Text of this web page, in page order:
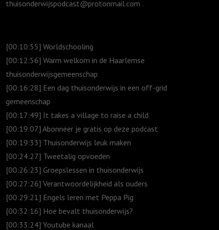
thuisonderwijspodcast@protonmail.com .
[00:10:55] Worldschooling
[00:12:56] Warm welkom in de Haarlemse
thuisonderwijsgemeenschap
[00:16:28] Een dag thuisonderwijs in een off-grid
gemeenschap
[00:17:49] It takes a village to raise a child
[00:19:07] Abonneer je gratis op deze podcast
[00:19:33] Thuisonderwijs leuk maken
[00:24:27] Tweetalig opvoeden
[00:26:23] Groepslessen in thuisonderwijs
[00:27:26] Verantwoordelijkheid als ouders
[00:29:21] Engels leren met Peppa Pig
[00:32:16] Hoe bevalt thuisonderwijs?
[00:33:24] Youtube kanaal